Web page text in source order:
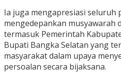
Ia juga mengapresiasi seluruh
mengedepankan musyawarah
termasuk Pemerintah
Bupati Bangka Selatan yang
masyarakat dalam upaya
persoalan secara bijaksana.